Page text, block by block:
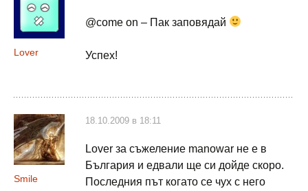
Lover
@come on – Пак заповядай
Успех!
Smile
18.10.2009 в 18:11
Lover за съжеление manowar не е в
България и едвали ще си дойде скоро.
Последния път когато се чух с него